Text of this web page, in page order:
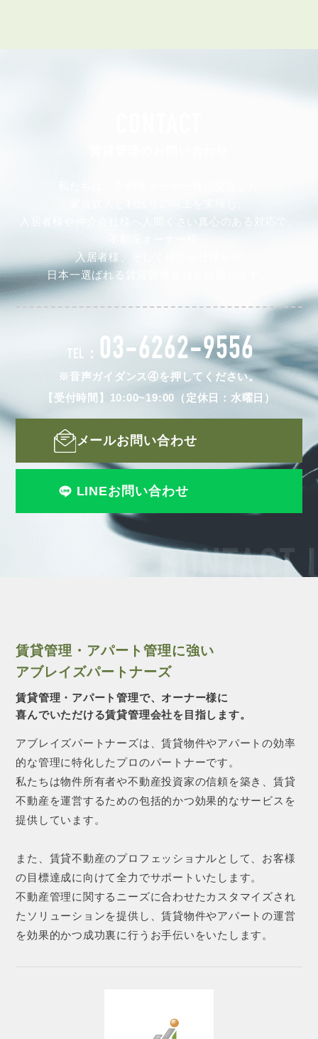
CONTACT
入居者様や仲介会社様へ人間くさい真心のある対応で、
入居者様、そして仲介会社様から
日本一選ばれる賃貸管理会社を目指します。
TEL： 03-6262-9556
※音声ガイダンス④を押してください。
【受付時間】10:00~19:00（定休日：水曜日）
メールお問い合わせ
LINEお問い合わせ
賃貸管理・アパート管理に強い
アブレイズパートナーズ
賃貸管理・アパート管理で、オーナー様に
喜んでいただける賃貸管理会社を目指します。
アブレイズパートナーズは、賃貸物件やアパートの効率
的な管理に特化したプロのパートナーです。
私たちは物件所有者や不動産投資家の信頼を築き、賃貸
不動産を運営するための包括的かつ効果的なサービスを
提供しています。
また、賃貸不動産のプロフェッショナルとして、お客様
の目標達成に向けて全力でサポートいたします。
不動産管理に関するニーズに合わせたカスタマイズされ
たソリューションを提供し、賃貸物件やアパートの運営
を効果的かつ成功裏に行うお手伝いをいたします。